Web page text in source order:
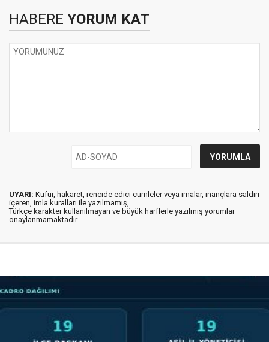
HABERE YORUM KAT
UYARI: Küfür, hakaret, rencide edici cümleler veya imalar, inançlara saldırı
içeren, imla kuralları ile yazılmamış,
Türkçe karakter kullanılmayan ve büyük harflerle yazılmış yorumlar
onaylanmamaktadır.